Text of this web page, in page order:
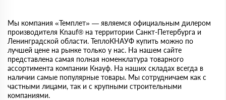
Мы компания «Темплет» — являемся официальным дилером
производителя Knauf® на территории Санкт-Петербурга и
Ленинградской области. ТеплоКНАУФ купить можно по
лучшей цене на рынке только у нас. На нашем сайте
представлена самая полная номенклатура товарного
ассортимента компании Кнауф. На наших складах всегда в
наличии самые популярные товары. Мы сотрудничаем как с
частными лицами, так и с крупными строительными
компаниями.